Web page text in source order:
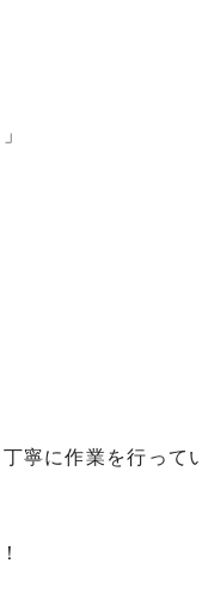
寧に作業を行って